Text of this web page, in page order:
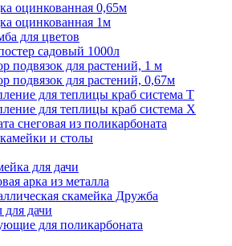
оцинкованная 0,65м
оцинкованная 1м
для цветов
садовый 1000л
подвязок для растений, 1 м
подвязок для растений, 0,67м
для теплицы краб система Т
для теплицы краб система Х
снеговая из поликарбоната
и столы
для дачи
арка из металла
скамейка Дружба
для дачи
для поликарбоната